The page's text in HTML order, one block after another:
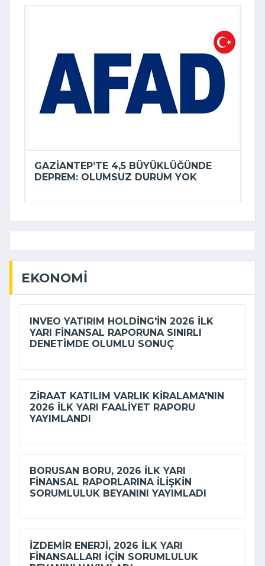
GAZIANTEP’TE 4,5 BÜYÜKLÜĞÜNDE
DEPREM: OLUMSUZ DURUM YOK
EKONOMI
INVEO YATIRIM HOLDING'IN 2026 ILK
YARI FINANSAL RAPORUNA SINIRLI
DENETIMDE OLUMLU SONUÇ
ZIRAAT KATILIM VARLIK KIRALAMA'NIN
2026 ILK YARI FAALIYET RAPORU
YAYIMLANDI
BORUSAN BORU, 2026 ILK YARI
FINANSAL RAPORLARINA ILIŞKIN
SORUMLULUK BEYANINI YAYIMLADI
İZDEMİR ENERJI, 2026 ILK YARI
FINANSALLARI IÇIN SORUMLULUK